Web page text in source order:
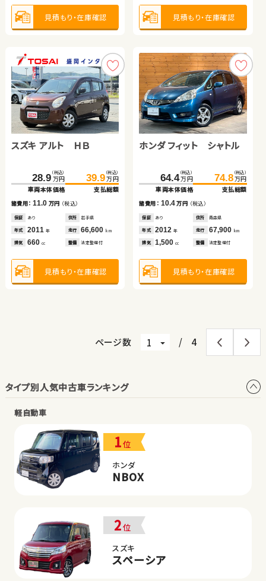
見積もり・在庫確認 見積もり・在庫確認
スズキ アルト ＨＢ
28.9 （税込）
万円
車両本体価格
39.9 （税込）
万円
支払総額
諸費用：11.0 万円 （税込）
保証 あり 住所 岩手県
年式 2011 年 走行 66,600 km
排気 660 cc 整備 法定整備付
見積もり・在庫確認
ホンダ フィット シャトル
64.4 （税込）
万円
車両本体価格
74.8 （税込）
万円
支払総額
諸費用： 10.4万円 （税込）
保証 あり 住所 青森県
年式 2012年 走行 67,900 km
排気 1,500cc 整備 法定整備付
見積もり・在庫確認
排気 2,000cc 整備 法定整備付
2009 55,100
排気 660 整備 法定整備付
トヨタ プリウス
49.4（税込）
万円
車両本体価格
諸費用：14.2万円 （税込）
保証 あり 住所 埼玉県
排気 1,800cc 整備 法定整備付
トヨタ ヴォクシー
305.3（税込）
万円
車両本体価格
諸費用：4.5 万円 （税込）
保証 あり 住所 北海道
排気 2,000cc 整備 法定整備付
排気 1,500cc 整備 法定整備付 排気 660 整備 法定整備付
トヨタ ノア
96.0万円
車両本体価格
諸費用：17.0万円 （税込）
保証 あり 住所 埼玉県
排気 2,000cc 整備 法定整備付
トヨタ アルファード ハイ
ブリッド
749.7万円
車両本体価格
諸費用：7.7 万円 （税込）
保証 なし 住所 岡山県
排気 2,500cc 整備 法定整備付
ページ数 / 4
タイプ別人気中古車ランキング
軽自動車
1位
ホンダ
NBOX
2位
スズキ
スペーシア